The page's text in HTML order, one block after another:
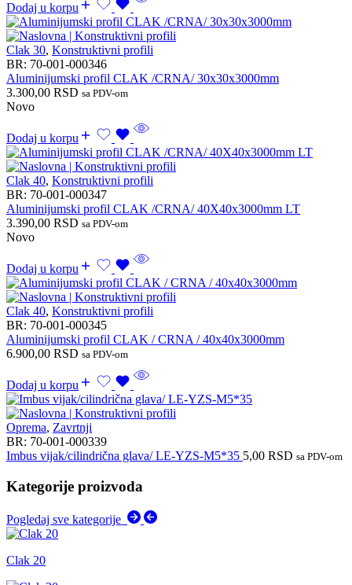
Dodaj u korpu
Clak 30, Konstruktivni profili
BR: 70-001-000346
Aluminijumski profil CLAK /CRNA/ 30x30x3000mm
3.300,00 RSD sa PDV-om
Novo
Dodaj u korpu
Clak 40, Konstruktivni profili
BR: 70-001-000347
Aluminijumski profil CLAK /CRNA/ 40X40x3000mm LT
3.390,00 RSD sa PDV-om
Novo
Dodaj u korpu
Clak 40, Konstruktivni profili
BR: 70-001-000345
Aluminijumski profil CLAK / CRNA / 40x40x3000mm
6.900,00 RSD sa PDV-om
Dodaj u korpu
Oprema, Zavrtnji
BR: 70-001-000339
Imbus vijak/cilindrična glava/ LE-YZS-M5*35 5,00 RSD sa PDV-om
Kategorije proizvoda
Pogledaj sve kategorije
Clak 20